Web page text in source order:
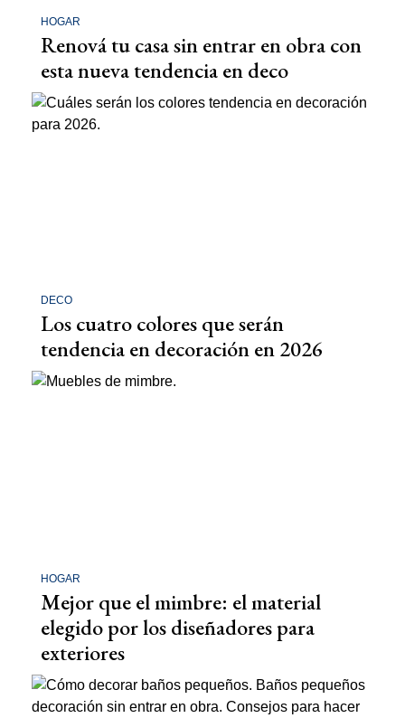
HOGAR
Renová tu casa sin entrar en obra con
esta nueva tendencia en deco
DECO
Los cuatro colores que serán
tendencia en decoración en 2026
HOGAR
Mejor que el mimbre: el material
elegido por los diseñadores para
exteriores